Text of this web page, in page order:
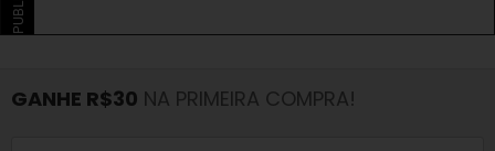
GANHE R$30 NA PRIMEIRA COMPRA!